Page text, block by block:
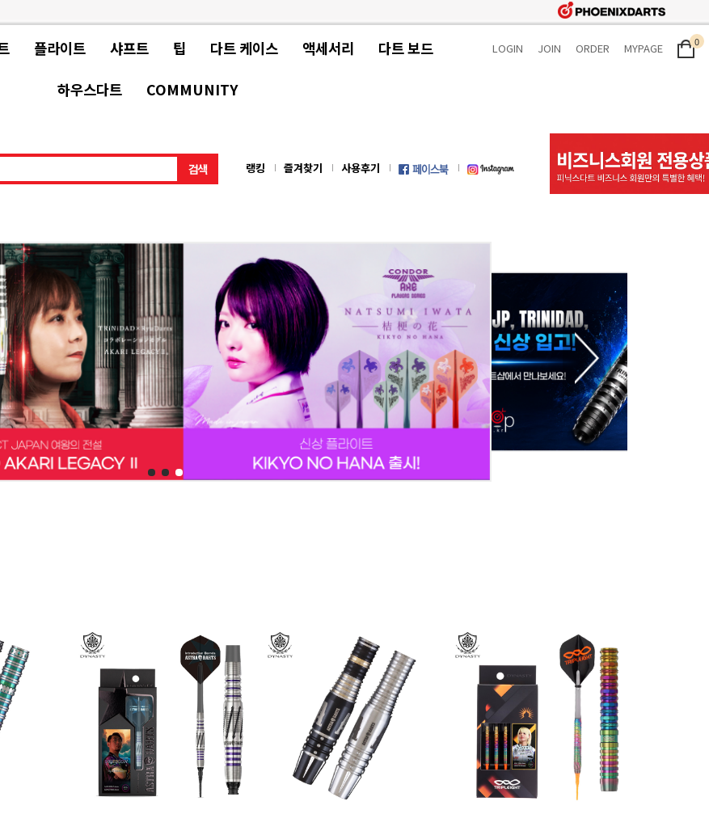
플라이트 샤프트 팁 다트 케이스 액세서리 다트 보드
하우스다트 COMMUNITY
LOGIN JOIN ORDER MYPAGE 0
랭킹 즐겨찾기 사용후기